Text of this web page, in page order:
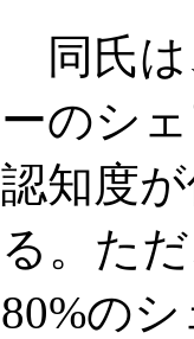
同氏は
ーのシ
認知度
る。た
80%の